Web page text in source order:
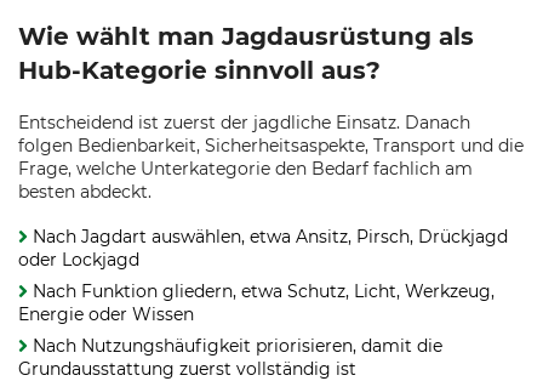
Wie wählt man Jagdausrüstung als
Hub-Kategorie sinnvoll aus?
Entscheidend ist zuerst der jagdliche Einsatz. Danach
folgen Bedienbarkeit, Sicherheitsaspekte, Transport und die
Frage, welche Unterkategorie den Bedarf fachlich am
besten abdeckt.
Nach Jagdart auswählen, etwa Ansitz, Pirsch, Drückjagd
oder Lockjagd
Nach Funktion gliedern, etwa Schutz, Licht, Werkzeug,
Energie oder Wissen
Nach Nutzungshäufigkeit priorisieren, damit die
Grundausstattung zuerst vollständig ist